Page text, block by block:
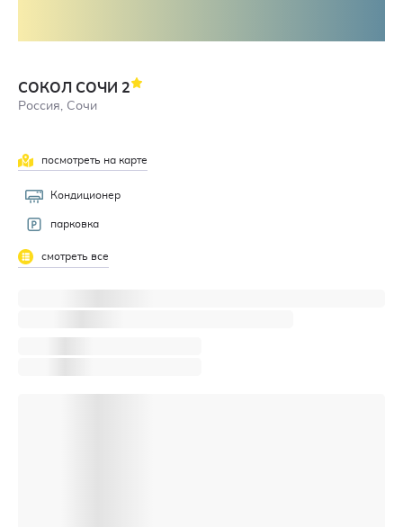
СОКОЛ СОЧИ 2
Россия, Сочи
посмотреть на карте
Кондиционер
парковка
смотреть все